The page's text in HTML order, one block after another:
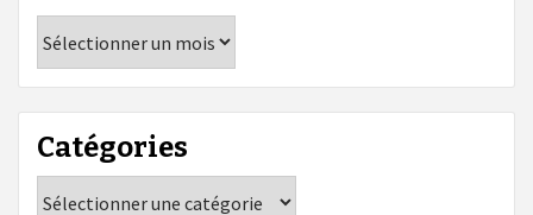
Catégories